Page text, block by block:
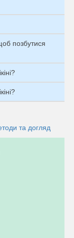
позбутися
та догляд